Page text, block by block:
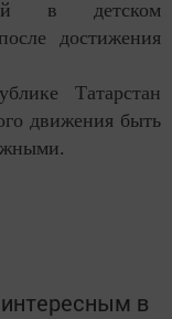
в детском
достижения
Татарстан
движения быть
в